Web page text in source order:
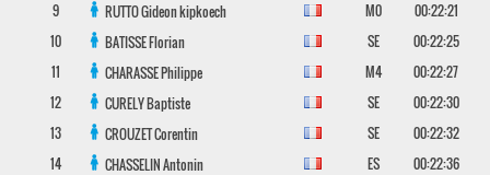
9
RUTTOGideon kipkoech M0
00:22:21
10
BATISSEFlorian SE
00:22:25
11
CHARASSEPhilippe M4
00:22:27
12
CURELYBaptiste SE
00:22:30
13
CROUZETCorentin SE
00:22:32
14
CHASSELINAntonin ES
00:22:36